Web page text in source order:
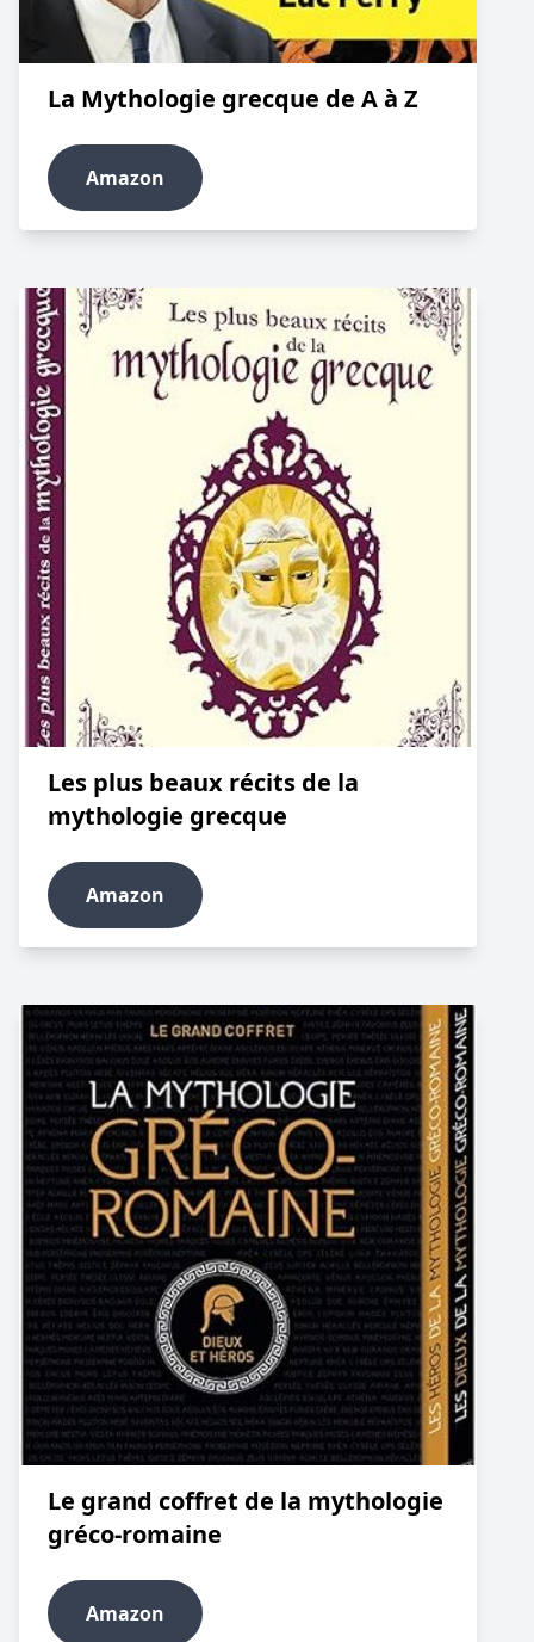
La Mythologie grecque de A à Z
Amazon
Les plus beaux récits de la
mythologie grecque
Amazon
Le grand coffret de la mythologie
gréco-romaine
Amazon